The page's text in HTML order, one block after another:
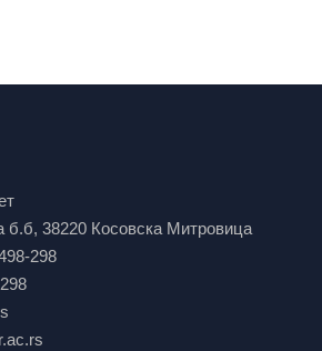
б.б, 38220 Косовска Митровица
298